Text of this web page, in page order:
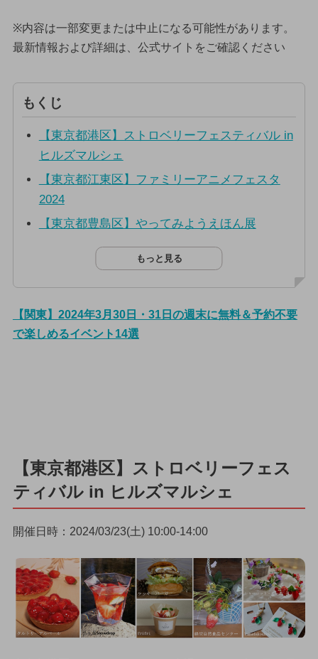
※内容は一部変更または中止になる可能性があります。
最新情報および詳細は、公式サイトをご確認ください
もくじ
【東京都港区】ストロベリーフェスティバル in
ヒルズマルシェ
【東京都江東区】ファミリーアニメフェスタ
2024
【東京都豊島区】やってみようえほん展
もっと見る
【関東】2024年3月30日・31日の週末に無料＆予約不要
で楽しめるイベント14選
【東京都港区】ストロベリーフェス
ティバル in ヒルズマルシェ
開催日時：2024/03/23(土) 10:00-14:00